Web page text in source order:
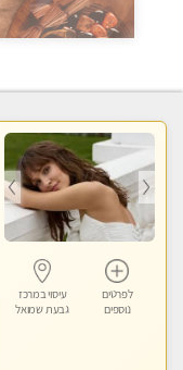
לפרטים
נוספים
עיסוי במרכז
גבעת שמואל